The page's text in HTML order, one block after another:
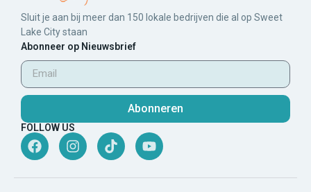
Sluit je aan bij meer dan 150 lokale bedrijven die al op Sweet
Lake City staan
Abonneer op Nieuwsbrief
Abonneren
FOLLOW US